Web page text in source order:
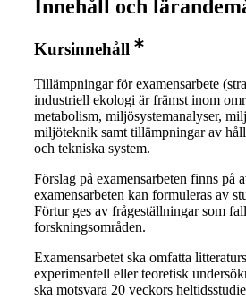
Innehåll och
Kursinnehåll
Tillämpningar för examensarbete
industriell ekologi är främst inom
metabolism, miljösystemanalyser,
miljöteknik samt tillämpningar av
och tekniska system.
Förslag på examensarbeten finns på
examensarbeten kan formuleras av
Förtur ges av frågeställningar som
forskningsområden.
Examensarbetet ska omfatta
experimentell eller teoretisk
ska motsvara 20 veckors